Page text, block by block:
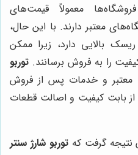
معمولاً قیمت‌های
معتبر دارند. با این حال،
بالایی دارد، زیرا ممکن
را به فروش برسانند. توربو
معتبر و خدمات پس از فروش
بابت کیفیت و اصالت قطعات
نتیجه گرفت کهتوربو شارژ سنتر